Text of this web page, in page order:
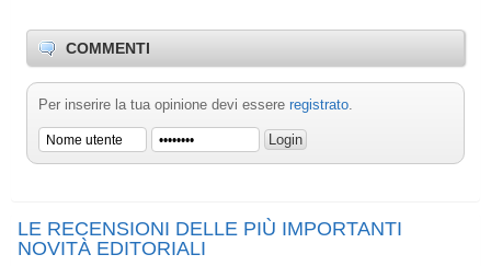
COMMENTI
Per inserire la tua opinione devi essere registrato.
LE RECENSIONI DELLE PIÙ IMPORTANTI
NOVITÀ EDITORIALI